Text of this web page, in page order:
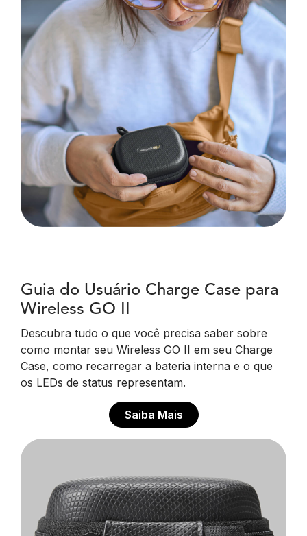
Guia do Usuário Charge Case para
Wireless GO II
Descubra tudo o que você precisa saber sobre
como montar seu Wireless GO II em seu Charge
Case, como recarregar a bateria interna e o que
os LEDs de status representam.
Saiba Mais